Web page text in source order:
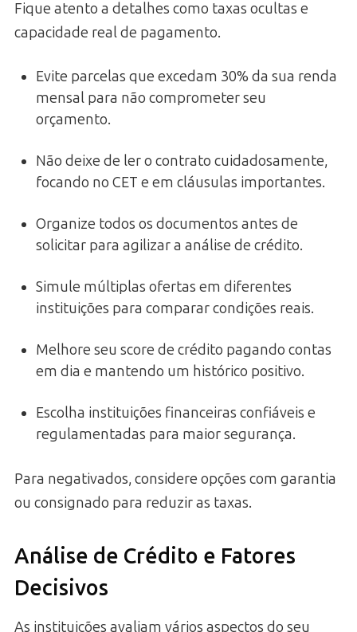
Fique atento a detalhes como taxas ocultas e
capacidade real de pagamento.
Evite parcelas que excedam 30% da sua renda
mensal para não comprometer seu
orçamento.
Não deixe de ler o contrato cuidadosamente,
focando no CET e em cláusulas importantes.
Organize todos os documentos antes de
solicitar para agilizar a análise de crédito.
Simule múltiplas ofertas em diferentes
instituições para comparar condições reais.
Melhore seu score de crédito pagando contas
em dia e mantendo um histórico positivo.
Escolha instituições financeiras confiáveis e
regulamentadas para maior segurança.
Para negativados, considere opções com garantia
ou consignado para reduzir as taxas.
Análise de Crédito e Fatores
Decisivos
As instituições avaliam vários aspectos do seu